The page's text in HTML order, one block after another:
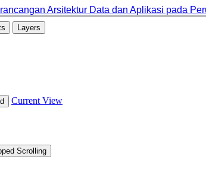
Arsitektur Data dan Aplikasi pada